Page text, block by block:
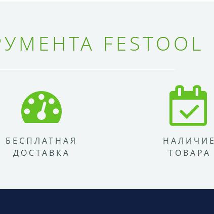
FESTOOL
БЕСПЛАТНАЯ
ДОСТАВКА
НАЛИЧИЕ
ТОВАРА